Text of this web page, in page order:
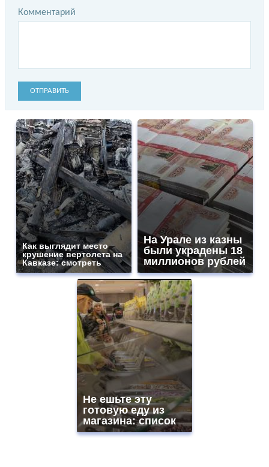
Комментарий
ОТПРАВИТЬ
Как выглядит место
крушение вертолета на
Кавказе: смотреть
На Урале из казны
были украдены 18
миллионов рублей
Не ешьте эту
готовую еду из
магазина: список